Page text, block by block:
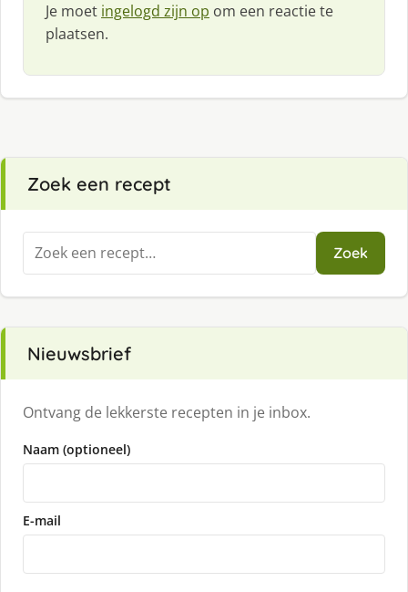
Je moet ingelogd zijn op om een reactie te
plaatsen.
Zoek een recept
Zoeken
naar:
Zoek
Nieuwsbrief
Ontvang de lekkerste recepten in je inbox.
Naam (optioneel)
E-mail